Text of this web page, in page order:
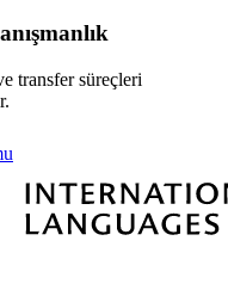
transfer süreçleri